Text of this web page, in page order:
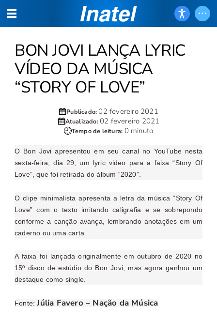
BON JOVI LANÇA LYRIC
VÍDEO DA MÚSICA
“STORY OF LOVE”
Publicado:02 fevereiro 2021
Atualizado:02 fevereiro 2021
Tempo de leitura: 0 minuto
O Bon Jovi apresentou em seu canal no YouTube nesta
sexta-feira, dia 29, um lyric video para a faixa “Story Of
Love”, que foi retirada do álbum “2020”.
O clipe minimalista apresenta a letra da música “Story Of
Love” com o texto imitando caligrafia e se sobrepondo
conforme a canção avança, lembrando anotações em um
caderno ou uma carta.
A faixa foi lançada originalmente em outubro de 2020 no
15º disco de estúdio do Bon Jovi, mas agora ganhou um
destaque como single.
Fonte:Júlia Favero – Nação da Música